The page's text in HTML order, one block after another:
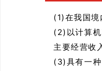
(1)在我国境
(2)以计算
主要经营收
(3)具有一